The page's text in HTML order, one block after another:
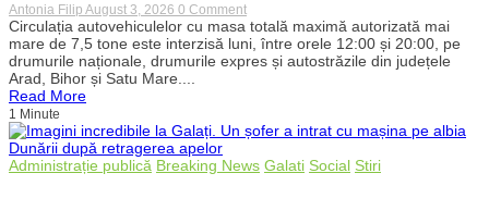
Antonia Filip August 3, 2026 0 Commenton
Restricții
de
circulație
din
de
7,5
tone,
Circulația autovehiculelor cu masa totală maximă autorizată mai
mare de 7,5 tone este interzisă luni, între orele 12:00 și 20:00, pe
drumurile naționale, drumurile expres și autostrăzile din județele
Arad, Bihor și Satu Mare....
Read More
1 Minute
Administrație publică Breaking News Galati Social Stiri